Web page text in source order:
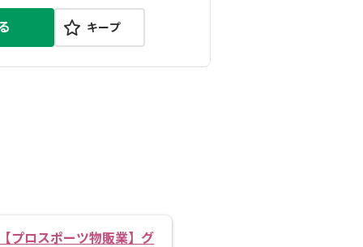
キープ
プロスポーツ物販業】グ